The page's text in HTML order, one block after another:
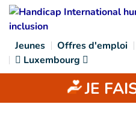
Goto main content
Jeunes Offres d'emploi
Luxembourg
JE